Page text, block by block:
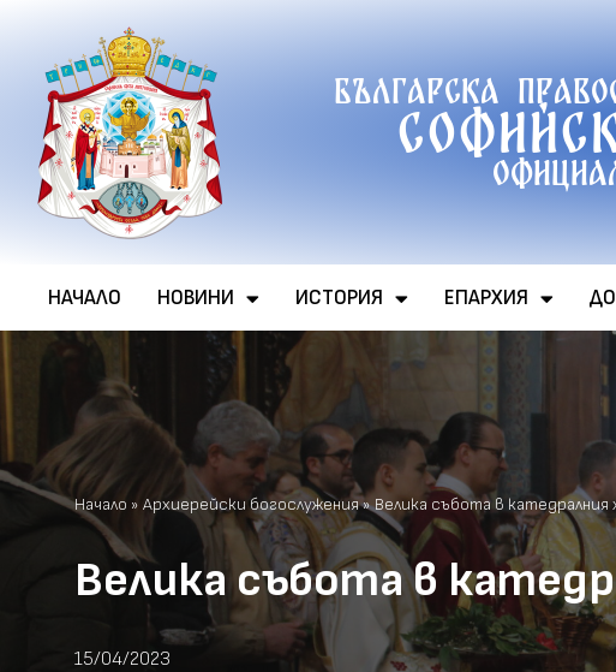
Продължете
към
съдържанието
Българска
НАЧАЛО НОВИНИ ИСТОРИЯ ЕПАРХИЯ
Начало » Архиерейски богослужения»Велика събота в катедралния
Велика събота в
15/04/2023